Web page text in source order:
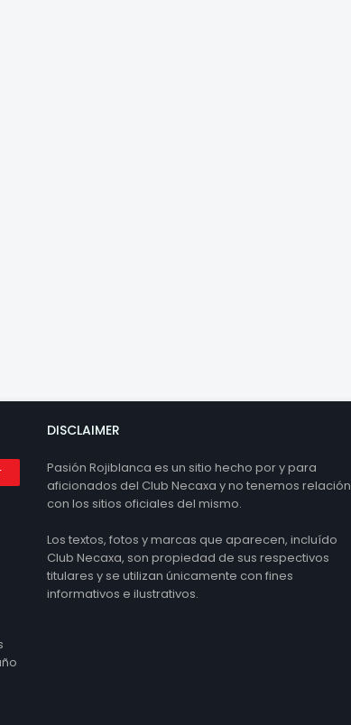
DISCLAIMER
Pasión Rojiblanca es un sitio hecho por y para
aficionados del Club Necaxa y no tenemos relación
con los sitios oficiales del mismo.
Los textos, fotos y marcas que aparecen, incluído
Club Necaxa, son propiedad de sus respectivos
titulares y se utilizan únicamente con fines
informativos e ilustrativos.